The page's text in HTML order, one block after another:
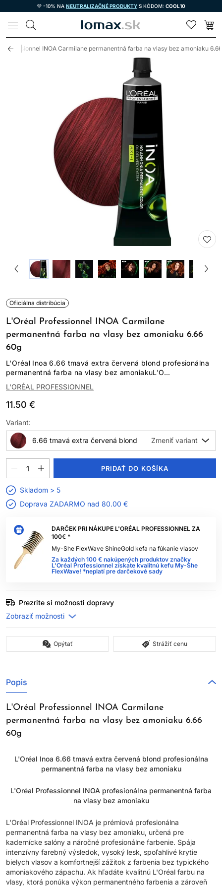
💜 -10% NA NEUTRALIZAČNÉ PRODUKTY S KÓDOM: COOL10
LOMAX
Professionnel INOA Carmilane permanentná farba na vlasy bez amoniaku
Oficiálna distribúcia
L'Oréal Professionnel INOA Carmilane
permanentná farba na vlasy bez amoniaku 6.66
60g
L'Oréal Inoa 6.66 tmavá extra červená blond profesionálna
permanentná farba na vlasy bez amoniakuL'O...
L'ORÉAL PROFESSIONNEL
11.50 €
DARČEK PRI NÁKUPE L'ORÉAL PROFESSIONNEL ZA
100€ *
My-She FlexWave ShineGold kefa na fúkanie vlasov
Za každých 100 € nakúpených produktov značky
L'Oréal Professionnel získate kvalitnú kefu My-She
FlexWave! *neplatí pre darčekové sady
Variant:
6.66 tmavá extra červená blond
PRIDAŤ DO KOŠÍKA
Skladom > 5
Doprava ZADARMO nad 80.00 €
Prezrite si možnosti dopravy
Opýtať Strážiť cenu
Popis
L'Oréal Professionnel INOA Carmilane
permanentná farba na vlasy bez amoniaku 6.66
60g
L'Oréal Inoa 6.66 tmavá extra červená blond profesionálna
permanentná farba na vlasy bez amoniaku
L'Oréal Professionnel INOA profesionálna permanentná farba
na vlasy bez amoniaku
L'Oréal Professionnel INOA je prémiová profesionálna
permanentná farba na vlasy bez amoniaku, určená pre
kadernícke salóny a náročné profesionálne farbenie. Spája
intenzívny farebný výsledok, vysoký lesk, spoľahlivé krytie
bielych vlasov a komfortnejší zážitok z farbenia bez typického
amoniakového zápachu. Ak hľadáte kvalitnú L'Oréal farbu na
vlasy, ktorá ponúka výkon permanentného farbenia a zároveň